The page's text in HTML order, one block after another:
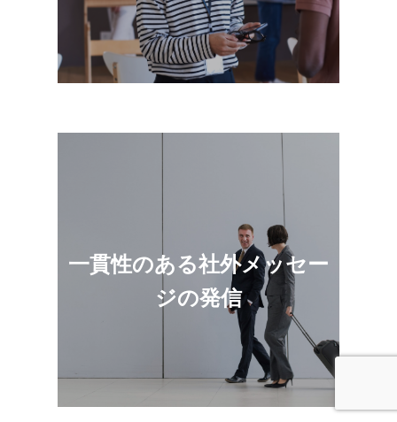
一貫性のある社外メッセー
ジの発信
メッセージフレームワークとブランドガイ
ドラインにより、社外向けのすべての素材
で明確さと一貫性を確保できます。